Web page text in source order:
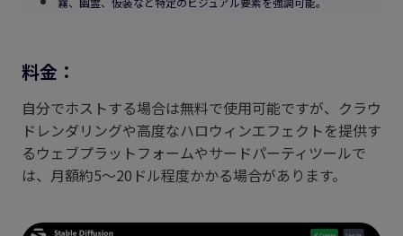
料金：
自分でホストする場合は無料で使用可能ですが、クラウ
ドレンダリングや高度なハロウィンエフェクトを提供す
るウェブプラットフォームやサードパーティツールで
は、月額約5～20ドル程度かかる場合があります。